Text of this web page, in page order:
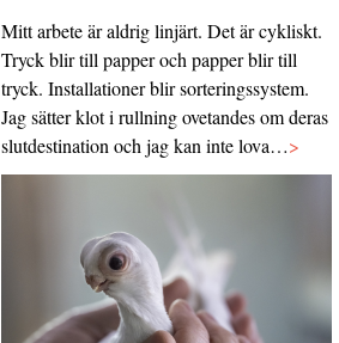
Mitt arbete är aldrig linjärt. Det är cykliskt.
Tryck blir till papper och papper blir till
tryck. Installationer blir sorteringssystem.
Jag sätter klot i rullning ovetandes om deras
slutdestination och jag kan inte lova…>